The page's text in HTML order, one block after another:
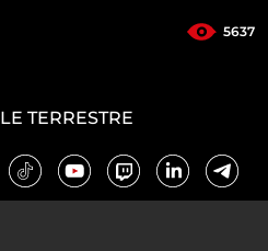
5637
TERRESTRE